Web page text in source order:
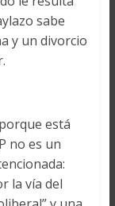
sabe
y un divorcio
está
no es un
la vía del